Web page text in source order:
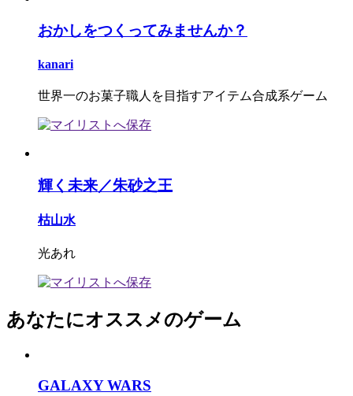
おかしをつくってみませんか？
kanari
世界一のお菓子職人を目指すアイテム合成系ゲーム
輝く未来／朱砂之王
枯山水
光あれ
あなたにオススメのゲーム
GALAXY WARS